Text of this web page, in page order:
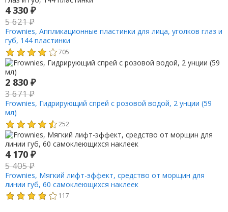
4 330 ₽
5 621₽
Frownies, Аппликационные пластинки для лица, уголков глаз и
губ, 144 пластинки
705
2 830 ₽
3 671₽
Frownies, Гидрирующий спрей с розовой водой, 2 унции (59
мл)
252
4 170 ₽
5 405₽
Frownies, Мягкий лифт-эффект, средство от морщин для
линии губ, 60 самоклеющихся наклеек
117